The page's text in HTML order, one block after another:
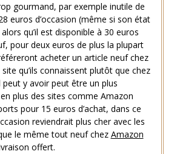
gourmand, par exemple inutile de
euros d’occasion (même si son état
qu’il est disponible à 30 euros
pour deux euros de plus la plupart
acheter un article neuf chez
qu’ils connaissent plutôt que chez
y avoir peut être un plus
plus des sites comme Amazon
pour 15 euros d’achat, dans ce
reviendrait plus cher avec les
le même tout neuf chez Amazon
offert.